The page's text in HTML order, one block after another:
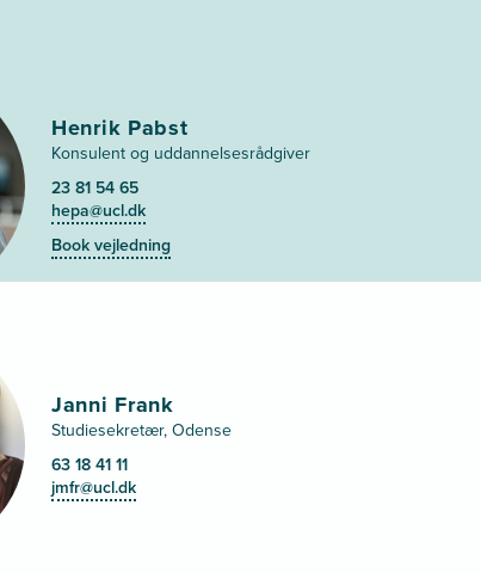
Henrik Pabst
Konsulent og uddannelsesrådgiver
23 81 54 65
hepa@ucl.dk
Book vejledning
Janni Frank
Studiesekretær, Odense
63 18 41 11
jmfr@ucl.dk